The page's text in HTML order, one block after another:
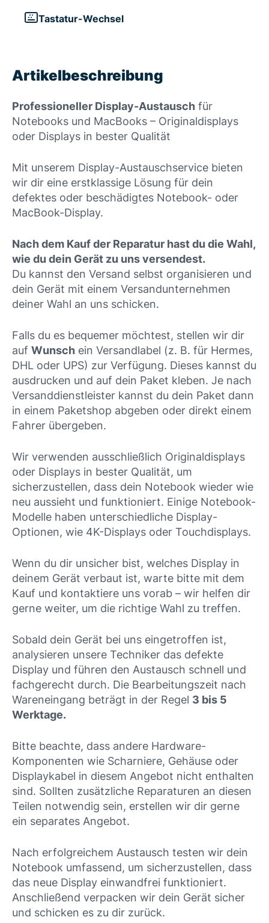
Tastatur-Wechsel
Artikelbeschreibung
Professioneller Display-Austausch für
Notebooks und MacBooks – Originaldisplays
oder Displays in bester Qualität
Mit unserem Display-Austauschservice bieten
wir dir eine erstklassige Lösung für dein
defektes oder beschädigtes Notebook- oder
MacBook-Display.
Nach dem Kauf der Reparatur hast du die Wahl,
wie du dein Gerät zu uns versendest.
Du kannst den Versand selbst organisieren und
dein Gerät mit einem Versandunternehmen
deiner Wahl an uns schicken.
Falls du es bequemer möchtest, stellen wir dir
auf Wunsch ein Versandlabel (z. B. für Hermes,
DHL oder UPS) zur Verfügung. Dieses kannst du
ausdrucken und auf dein Paket kleben. Je nach
Versanddienstleister kannst du dein Paket dann
in einem Paketshop abgeben oder direkt einem
Fahrer übergeben.
Wir verwenden ausschließlich Originaldisplays
oder Displays in bester Qualität, um
sicherzustellen, dass dein Notebook wieder wie
neu aussieht und funktioniert. Einige Notebook-
Modelle haben unterschiedliche Display-
Optionen, wie 4K-Displays oder Touchdisplays.
Wenn du dir unsicher bist, welches Display in
deinem Gerät verbaut ist, warte bitte mit dem
Kauf und kontaktiere uns vorab – wir helfen dir
gerne weiter, um die richtige Wahl zu treffen.
Sobald dein Gerät bei uns eingetroffen ist,
analysieren unsere Techniker das defekte
Display und führen den Austausch schnell und
fachgerecht durch. Die Bearbeitungszeit nach
Wareneingang beträgt in der Regel 3 bis 5
Werktage.
Bitte beachte, dass andere Hardware-
Komponenten wie Scharniere, Gehäuse oder
Displaykabel in diesem Angebot nicht enthalten
sind. Sollten zusätzliche Reparaturen an diesen
Teilen notwendig sein, erstellen wir dir gerne
ein separates Angebot.
Nach erfolgreichem Austausch testen wir dein
Notebook umfassend, um sicherzustellen, dass
das neue Display einwandfrei funktioniert.
Anschließend verpacken wir dein Gerät sicher
und schicken es zu dir zurück.